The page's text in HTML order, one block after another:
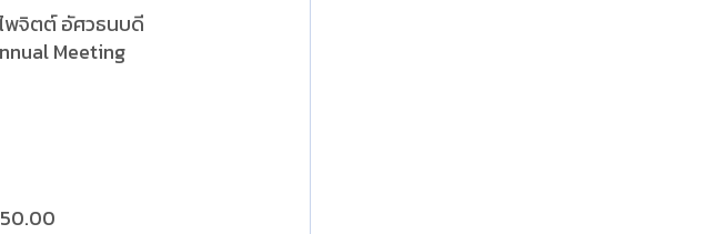
พจิตต์ อัศวธนบดี
Meeting